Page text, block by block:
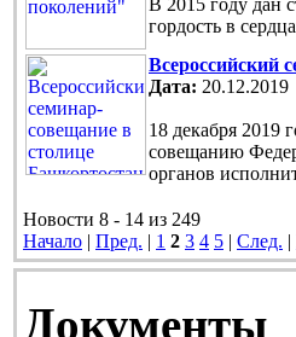
В 2015 году дан
гордость в
Всероссийский
Дата: 20.12.2019
18 декабря 2019
совещанию
органов
Новости 8 - 14 из 249
Начало | Пред. | 1 2 3 4 5 | След. |
Документы